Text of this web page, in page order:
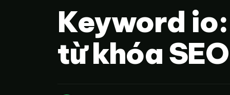
Keyword
từ khóa